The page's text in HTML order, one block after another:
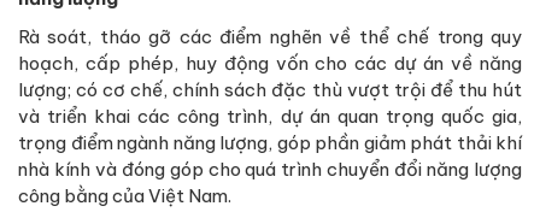
Rà soát, tháo gỡ các điểm nghẽn về thể chế trong quy
hoạch, cấp phép, huy động vốn cho các dự án về năng
lượng; có cơ chế, chính sách đặc thù vượt trội để thu hút
và triển khai các công trình, dự án quan trọng quốc gia,
trọng điểm ngành năng lượng, góp phần giảm phát thải khí
nhà kính và đóng góp cho quá trình chuyển đổi năng lượng
công bằng của Việt Nam.